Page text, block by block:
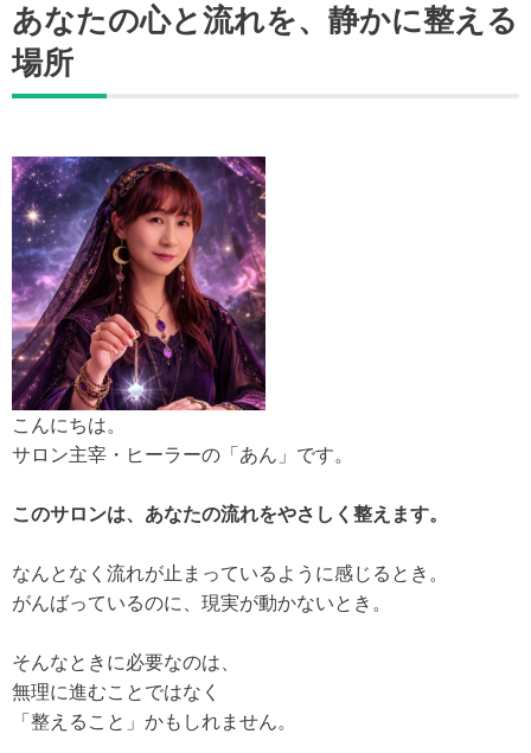
あなたの心と流れを、静かに整える
場所
こんにちは。
サロン主宰・ヒーラーの「あん」です。
このサロンは、あなたの流れをやさしく整えます。
なんとなく流れが止まっているように感じるとき。
がんばっているのに、現実が動かないとき。
そんなときに必要なのは、
無理に進むことではなく
「整えること」かもしれません。